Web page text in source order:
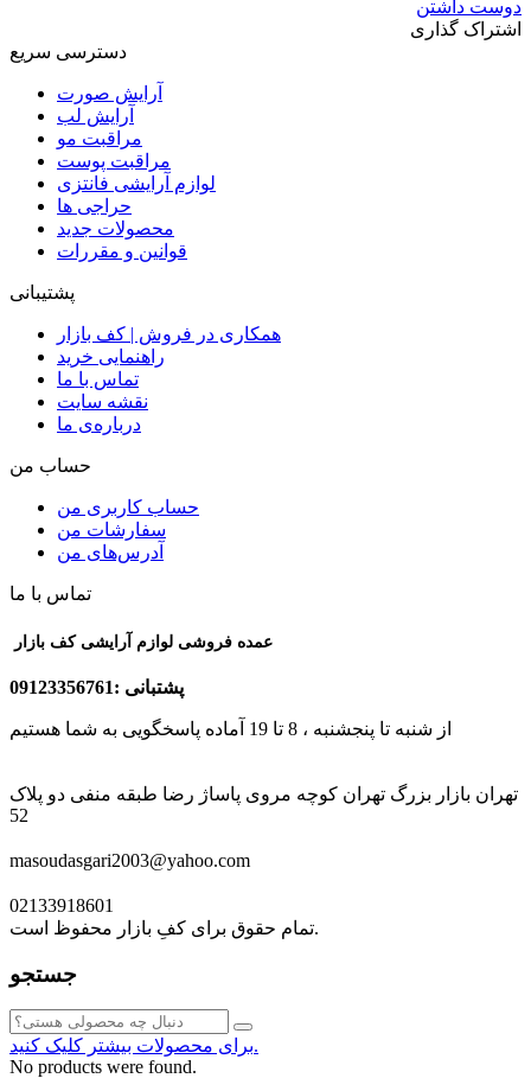
دوست داشتن
اشتراک گذاری
دسترسی سریع
آرایش صورت
آرایش لب
مراقبت مو
مراقبت پوست
لوازم آرایشی فانتزی
حراجی ها
محصولات جدید
قوانین و مقررات
پشتیبانی
همکاری در فروش | کف بازار
راهنمایی خرید
تماس با ما
نقشه سایت
درباره‌ی ما
حساب من
حساب کاربری من
سفارشات من
آدرس‌های من
تماس با ما
پشتبانی :09123356761
از شنبه تا پنجشنبه ، 8 تا 19 آماده پاسخگویی به شما هستیم
تهران بازار بزرگ تهران کوچه مروی پاساژ رضا طبقه منفی دو پلاک
52
masoudasgari2003@yahoo.com
02133918601
تمام حقوق برای کفِ بازار محفوظ است.
جستجو
برای محصولات بیشتر کلیک کنید.
No products were found.